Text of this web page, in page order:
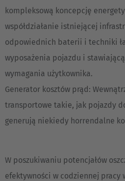
kompleksową koncepcję
współdziałanie istniejącej
odpowiednich baterii i techniki
wyposażenia pojazdu i
wymagania użytkownika.
Generator kosztów prąd:
transportowe takie, jak pojazdy
generują niekiedy horrendalne
W poszukiwaniu potencjałów
efektywności w codziennej pracy